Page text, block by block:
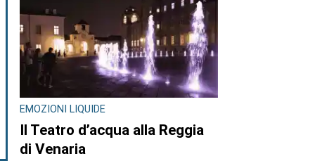
EMOZIONI LIQUIDE
Il Teatro d’acqua alla Reggia
di Venaria